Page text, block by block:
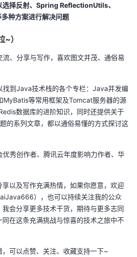
选择反射、Spring ReflectionUtils、
种方案进行解决问题
~）
、分享与写作，喜欢图文并茂、通俗易
找到Java技术栈的各个专栏：Java并发编
MyBatis等常用框架及Tomcat服务器的源
数据库的进阶知识，同时还提供关于
的系列文章，都以通俗易懂的方式探讨这
秀创作者、腾讯云年度影响力作者、华
以及写作充满热情，如果你愿意，欢迎
），也可以持续关注我的公众
会分享更多技术干货，期待与更多志同
在这条充满挑战与惊喜的技术之旅中不
可以点赞、关注、收藏支持一下~